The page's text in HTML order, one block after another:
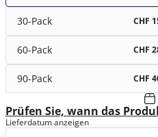
30-Pack CHF
60-Pack CHF
90-Pack CHF
Prüfen Sie, wann das
Lieferdatum anzeigen